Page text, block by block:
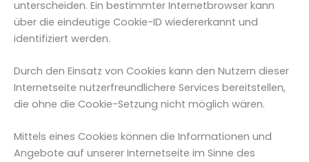
unterscheiden. Ein bestimmter Internetbrowser kann
über die eindeutige Cookie-ID wiedererkannt und
identifiziert werden.
Durch den Einsatz von Cookies kann den Nutzern dieser
Internetseite nutzerfreundlichere Services bereitstellen,
die ohne die Cookie-Setzung nicht möglich wären.
Mittels eines Cookies können die Informationen und
Angebote auf unserer Internetseite im Sinne des